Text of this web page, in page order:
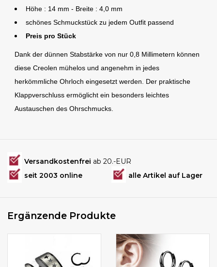
Höhe : 14 mm - Breite : 4,0 mm
schönes Schmuckstück zu jedem Outfit passend
Preis pro Stück
Dank der dünnen Stabstärke von nur 0,8 Millimetern können
diese Creolen mühelos und angenehm in jedes
herkömmliche Ohrloch eingesetzt werden. Der praktische
Klappverschluss ermöglicht ein besonders leichtes
Austauschen des Ohrschmucks.
Versandkostenfrei ab 20.-EUR
seit 2003 online
alle Artikel auf Lager
Ergänzende Produkte